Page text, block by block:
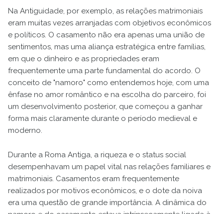
Na Antiguidade, por exemplo, as relações matrimoniais
eram muitas vezes arranjadas com objetivos econômicos
e políticos. O casamento não era apenas uma união de
sentimentos, mas uma aliança estratégica entre famílias,
em que o dinheiro e as propriedades eram
frequentemente uma parte fundamental do acordo. O
conceito de "namoro" como entendemos hoje, com uma
ênfase no amor romântico e na escolha do parceiro, foi
um desenvolvimento posterior, que começou a ganhar
forma mais claramente durante o período medieval e
moderno.
Durante a Roma Antiga, a riqueza e o status social
desempenhavam um papel vital nas relações familiares e
matrimoniais. Casamentos eram frequentemente
realizados por motivos econômicos, e o dote da noiva
era uma questão de grande importância. A dinâmica do